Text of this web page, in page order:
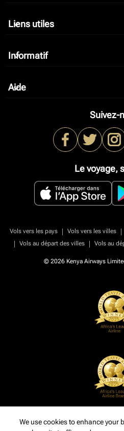
Liens utiles
keyboard_arrow_down
Informatif
keyboard_arrow_down
Aide
keyboard_arrow_down
Suivez-
Le voyage,
Vols vers les pays | Vols vers les villes |
|
Vols au départ des villes | Vols au
© 2026 Kenya Airways
We use cookies to enhance your